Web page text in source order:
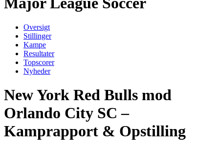
Oversigt
Stillinger
Kampe
Resultater
Topscorer
Nyheder
New York Red Bulls mod
Orlando City SC –
Kamprapport & Opstilling